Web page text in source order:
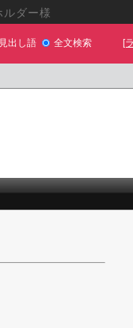
ルダー様
見出し語 全文検索 [